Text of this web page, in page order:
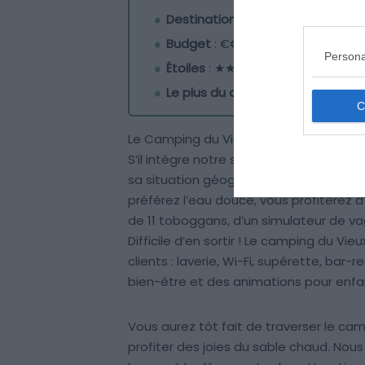
Destination
Budget : €€€
Étoiles : ★★★★★
Le plus du camping
: l’espace
Le Camping du Vieux Port est un cinq
S’il intègre notre sélection des
sa situation géographique
préférez l’eau douce, vous profiterez
de 11 toboggans, d’un simulateur de
Difficile d’en sortir ! Le camping du
clients : laverie, Wi-Fi, supérette, bar-
bien-être et des animations pour
Vous aurez tôt fait de traverser le
profiter des joies du sable chaud.